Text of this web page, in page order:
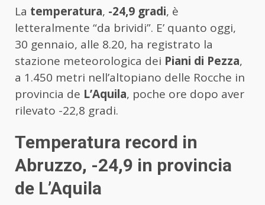
La temperatura, -24,9 gradi, è
letteralmente “da brividi”. E’ quanto oggi,
30 gennaio, alle 8.20, ha registrato la
stazione meteorologica dei Piani di Pezza,
a 1.450 metri nell’altopiano delle Rocche in
provincia de L’Aquila, poche ore dopo aver
rilevato -22,8 gradi.
Temperatura record in
Abruzzo, -24,9 in provincia
de L’Aquila